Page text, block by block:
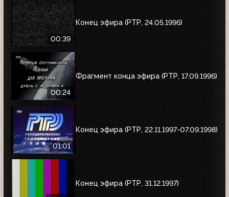
00:39
Конец эфира (РТР, 24.05.1996)
00:24
Фрагмент конца эфира (РТР, 17.09.1996)
01:01
Конец эфира (РТР, 22.11.1997-07.09.1998)
Конец эфира (РТР, 31.12.1997)